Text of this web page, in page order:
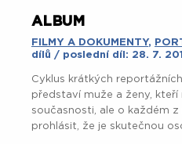
ALBUM
FILMY A DOKUMENTY,
dílů / poslední díl: 28. 7.
Cyklus krátkých
představí muže a ženy,
současnosti, ale o každém
prohlásit, že je skutečnou